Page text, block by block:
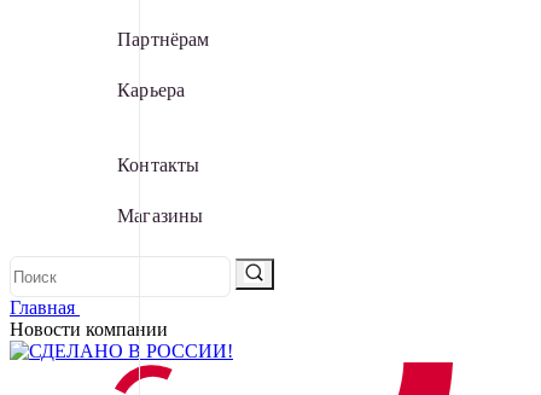
Партнёрам
Карьера
Контакты
Магазины
Главная
Новости компании